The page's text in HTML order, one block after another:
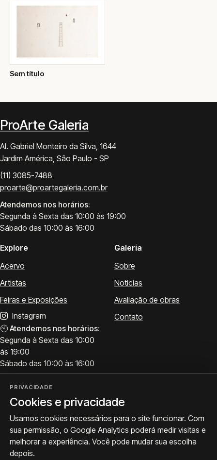
Sem título
ProArte Galeria
Al. Gabriel Monteiro da Silva, 1644
Jardim América, São Paulo - SP
(11) 3085-7488
proarte@proartegaleria.com.br
Atendemos nos horários:
Segunda à Sexta das 10:00 às 19:00
Sábado das 10:00 às 16:00
Explore
Acervo
Artistas
Feiras e Exposições
Instagram
🕙 Atendemos nos horários:
Segunda à Sexta das 10:00
às 19:00
Sábado das 10:00 às 16:00
Galeria
Sobre
Notícias
Avaliação de obras
Contato
Visite
Atendimento para acervo,
avaliações e visitas.
Como chegar
Siga a ProArte
Exposições, obras e
bastidores.
PRIVACIDADE
Cookies e privacidade
Usamos cookies necessários para o site funcionar. Com
sua permissão, o Google Analytics poderá medir visitas e
melhorar a experiência. Você pode mudar sua escolha
depois.